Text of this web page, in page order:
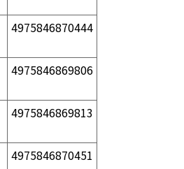
4975846870444
4975846869806
4975846869813
4975846870451